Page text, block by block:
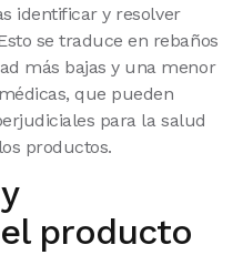
identificar y resolver
se traduce en rebaños
más bajas y una menor
que pueden
para la salud
productos.
producto